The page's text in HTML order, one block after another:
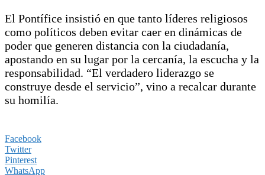
El Pontífice insistió en que tanto líderes religiosos
como políticos deben evitar caer en dinámicas de
poder que generen distancia con la ciudadanía,
apostando en su lugar por la cercanía, la escucha y la
responsabilidad. “El verdadero liderazgo se
construye desde el servicio”, vino a recalcar durante
su homilía.
Facebook
Twitter
Pinterest
WhatsApp